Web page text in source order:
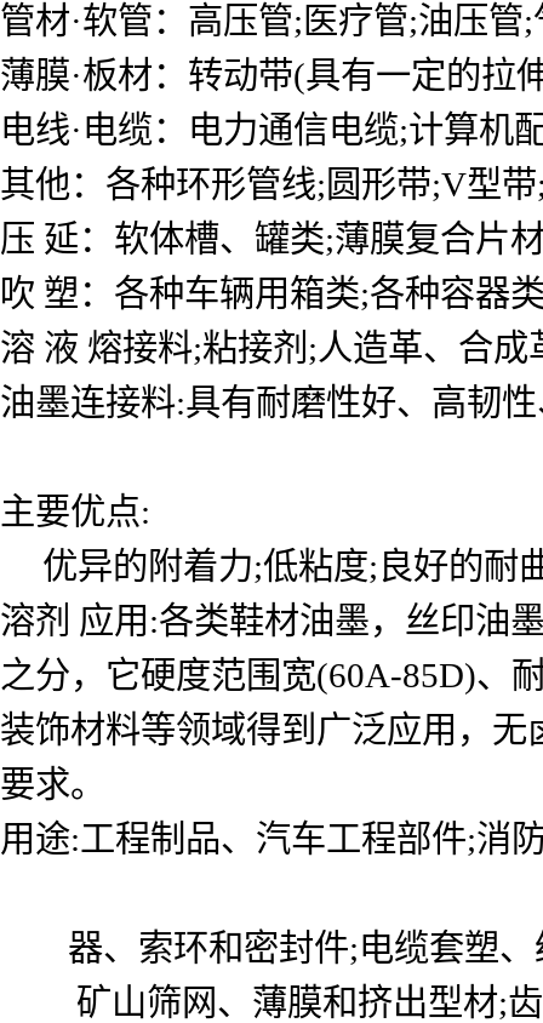
管材·软管：高压管;医疗管;油压
薄膜·板材：转动带(具有一定的拉
电线·电缆：电力通信电缆;计算机
其他：各种环形管线;圆形带;V型
压 延：软体槽、罐类;薄膜复合片
吹 塑：各种车辆用箱类;各种容器
溶 液 熔接料;粘接剂;人造革、合
油墨连接料:具有耐磨性好、高韧
主要优点:
优异的附着力;低粘度;良好的耐
溶剂 应用:各类鞋材油墨，丝印油
之分，它硬度范围宽(60A-85D)、
装饰材料等领域得到广泛应用，
要求。
用途:工程制品、汽车工程部件;消
器、索环和密封件;电缆套塑、
矿山筛网、薄膜和挤出型材;齿